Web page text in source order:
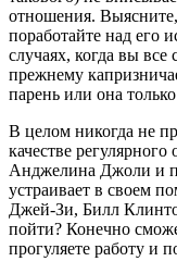
отношения.
поработайте над его
случаях, когда вы
прежнему
парень или она
В целом никогда не
качестве
Анджелина Джоли и
устраивает в своем
Джей-Зи, Билл
пойти? Конечно
прогуляете работу и